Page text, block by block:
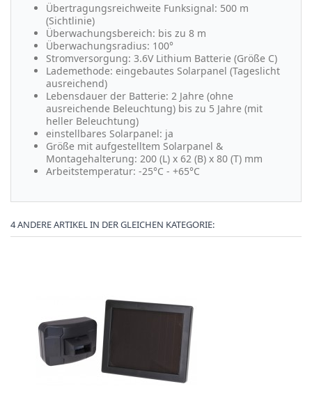
Übertragungsreichweite Funksignal: 500 m
(Sichtlinie)
Überwachungsbereich: bis zu 8 m
Überwachungsradius: 100°
Stromversorgung: 3.6V Lithium Batterie (Größe C)
Lademethode: eingebautes Solarpanel (Tageslicht
ausreichend)
Lebensdauer der Batterie: 2 Jahre (ohne
ausreichende Beleuchtung) bis zu 5 Jahre (mit
heller Beleuchtung)
einstellbares Solarpanel: ja
Größe mit aufgestelltem Solarpanel &
Montagehalterung: 200 (L) x 62 (B) x 80 (T) mm
Arbeitstemperatur: -25°C - +65°C
4 ANDERE ARTIKEL IN DER GLEICHEN KATEGORIE: